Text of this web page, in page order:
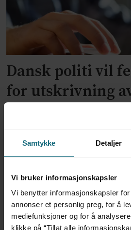
Samtykke Detaljer
Vi bruker informasjonskapsler
Vi benytter informasjonskapsler
annonser et personlig preg, for å
mediefunksjoner og for å
klikke på “Tillat alle
Dansk politi vil
for utskrivning